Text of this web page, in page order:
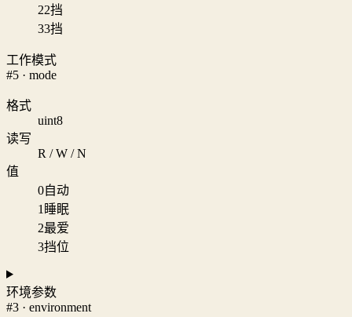
22挡
33挡
工作模式
#5 · mode
格式
uint8
读写
R / W / N
值
0自动
1 睡眠
2最爱
3挡位
环境参数
#3 · environment